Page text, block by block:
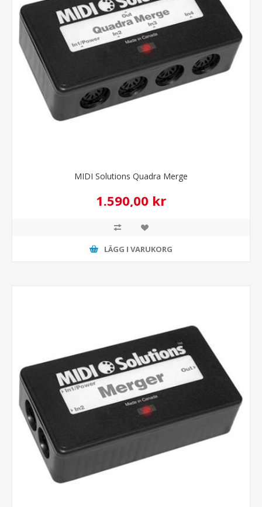
MIDI Solutions Quadra Merge
1.590,00 kr
LÄGG I VARUKORG